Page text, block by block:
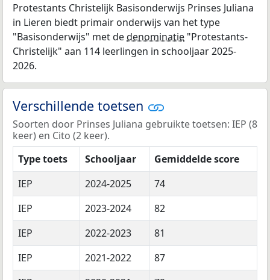
Protestants Christelijk Basisonderwijs Prinses Juliana
in Lieren biedt primair onderwijs van het type
"Basisonderwijs" met dedenominatie "Protestants-
Christelijk" aan 114 leerlingen in schooljaar 2025-
2026.
Verschillende toetsen
Soorten door Prinses Juliana gebruikte toetsen: IEP (8
keer) en Cito (2 keer).
Type toets
Schooljaar
Gemiddelde score
IEP
2024-2025
74
IEP
2023-2024
82
IEP
2022-2023
81
IEP
2021-2022
87